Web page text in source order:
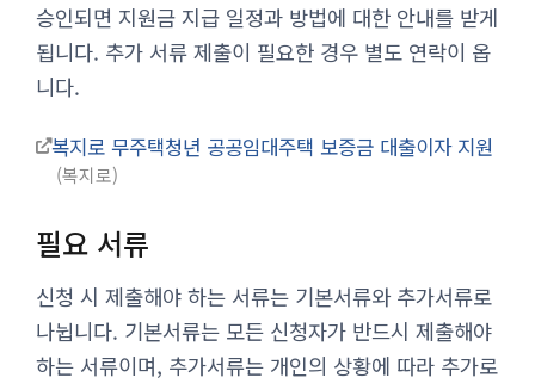
승인되면 지원금 지급 일정과 방법에 대한 안내를 받게
됩니다. 추가 서류 제출이 필요한 경우 별도 연락이 옵
니다.
복지로 무주택청년 공공임대주택 보증금 대출이자 지원
복지로
필요 서류
신청 시 제출해야 하는 서류는 기본서류와 추가서류로
나뉩니다. 기본서류는 모든 신청자가 반드시 제출해야
하는 서류이며, 추가서류는 개인의 상황에 따라 추가로